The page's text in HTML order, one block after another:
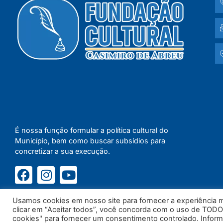
É nossa função formular a política cultural do
Município, bem como buscar subsídios para
concretizar a sua execução.
Usamos cookies em nosso site para fornecer a experiência
clicar em “Aceitar todos”, você concorda com o uso de
cookies" para fornecer um consentimento controlado.